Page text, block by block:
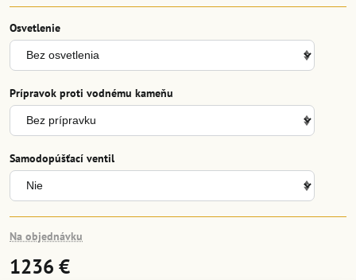
Osvetlenie
Prípravok proti vodnému kameňu
Samodopúšťací ventil
Na objednávku
1236 €